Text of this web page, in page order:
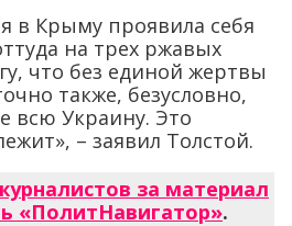
в Крыму проявила себя
на трех ржавых
что без единой жертвы
также, безусловно,
всю Украину. Это
– заявил Толстой.
за материал
«ПолитНавигатор».